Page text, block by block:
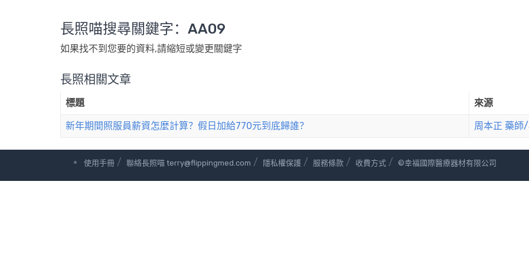
長照喵搜尋關鍵字：AA09
如果找不到您要的資料,請縮短或變更關鍵字
長照相關文章
標題 來源
新年期間照服員薪資怎麼計算？假日加給770元到底歸誰？ 周本正 藥師
使用手冊 / 聯絡長照喵 terry@flippingmed.com / 隱私權保護 / 服務條款 / 收費方式 / ©幸福國際醫療器材有限公司